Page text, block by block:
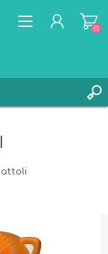
(0)